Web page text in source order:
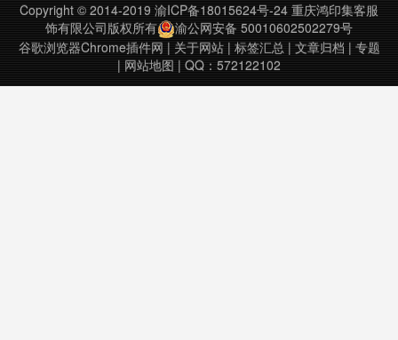
Copyright © 2014-2019 渝ICP备18015624号-24 重庆鸿印集客服
饰有限公司版权所有
渝公网安备 50010602502279号
谷歌浏览器Chrome插件网 | 关于网站| 标签汇总| 文章归档 | 专题
| 网站地图 | QQ：572122102